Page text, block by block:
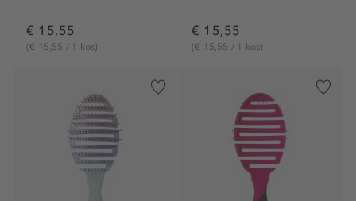
€ 15,55
(€ 15,55 / 1 kos)
€ 15,55
(€ 15,55 / 1 kos)